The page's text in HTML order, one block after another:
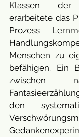
Klassen der
erarbeitete das
Prozess
Menschen zu
befähigen. Ein
zwischen
den